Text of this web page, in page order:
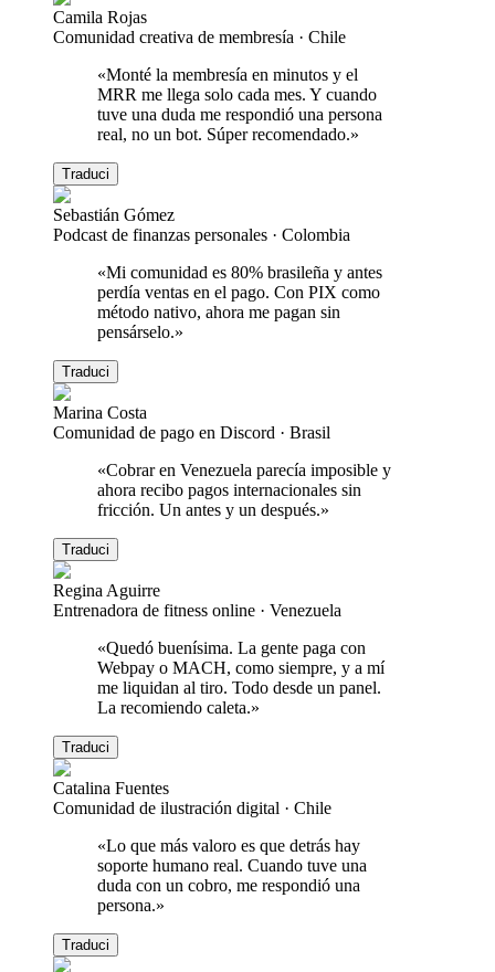
Camila Rojas
Comunidad creativa de membresía · Chile
«Monté la membresía en minutos y el
MRR me llega solo cada mes. Y cuando
tuve una duda me respondió una persona
real, no un bot. Súper recomendado.»
Traduci
Sebastián Gómez
Podcast de finanzas personales · Colombia
«Mi comunidad es 80% brasileña y antes
perdía ventas en el pago. Con PIX como
método nativo, ahora me pagan sin
pensárselo.»
Traduci
Marina Costa
Comunidad de pago en Discord · Brasil
«Cobrar en Venezuela parecía imposible y
ahora recibo pagos internacionales sin
fricción. Un antes y un después.»
Traduci
Regina Aguirre
Entrenadora de fitness online · Venezuela
«Quedó buenísima. La gente paga con
Webpay o MACH, como siempre, y a mí
me liquidan al tiro. Todo desde un panel.
La recomiendo caleta.»
Traduci
Catalina Fuentes
Comunidad de ilustración digital · Chile
«Lo que más valoro es que detrás hay
soporte humano real. Cuando tuve una
duda con un cobro, me respondió una
persona.»
Traduci